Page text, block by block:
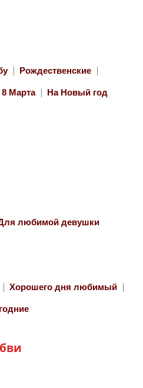
Рождественские
8 Марта На Новый год
любимой девушки
Хорошего дня любимый